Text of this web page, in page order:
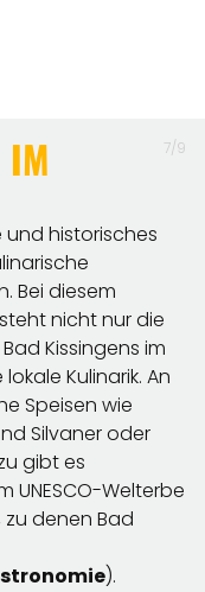
IM
historisches
Bei diesem
nicht nur die
Kissingens im
Kulinarik. An
Speisen wie
Silvaner oder
gibt es
UNESCO-Welterbe
zu denen Bad
).
7/9